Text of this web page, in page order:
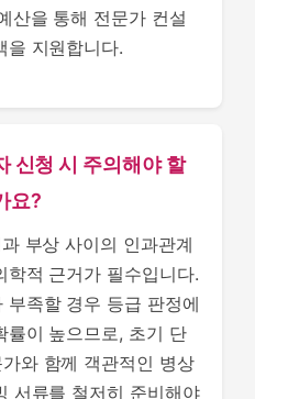
산을 통해 전문가 컨설
을 지원합니다.
신청 시 주의해야 할
요?
부상 사이의 인과관계
학적 근거가 필수입니다.
부족할 경우 등급 판정에
률이 높으므로, 초기 단
와 함께 객관적인 병상
서류를 철저히 준비해야